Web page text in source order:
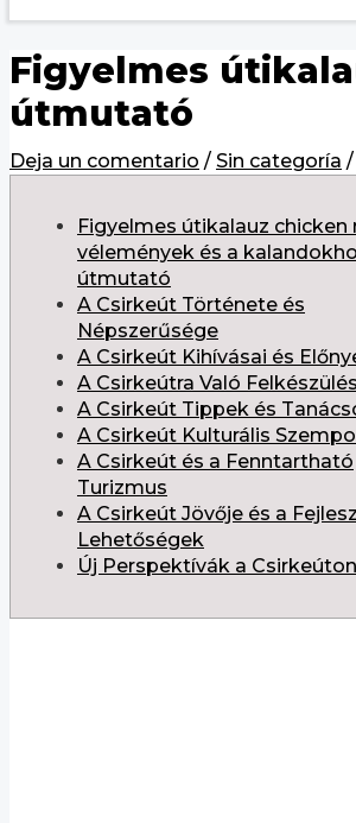
Figyelmes
útmutató
Deja un comentario / Sin categoría
Figyelmes útikalauz chicken
vélemények és a
útmutató
A Csirkeút Története és
Népszerűsége
A Csirkeút Kihívásai és
A Csirkeútra Való Felkészülés
A Csirkeút Tippek és
A Csirkeút Kulturális
A Csirkeút és a Fenntartható
Turizmus
A Csirkeút Jövője és a
Lehetőségek
Új Perspektívák a Csirkeúton